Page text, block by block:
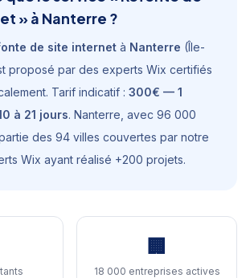
» à Nanterre ?
de site internet à Nanterre (Île-
proposé par des experts Wix certifiés
Tarif indicatif : 300€ — 1
à 21 jours. Nanterre , avec 96 000
partie des 94 villes couvertes par notre
Wix ayant réalisé +200 projets.
🏢
18 000 entreprises actives